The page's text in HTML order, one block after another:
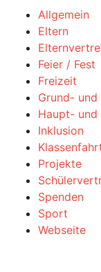
Allgemein
Eltern
Feier / Fest
Freizeit
Grund-
Haupt- und
Inklusion
Projekte
Spenden
Sport
Webseite